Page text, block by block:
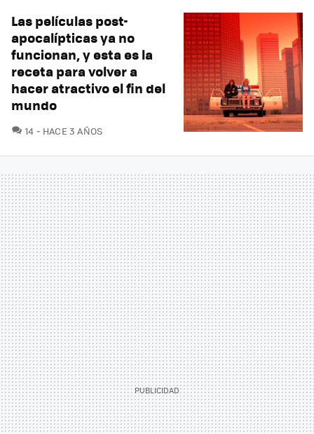
Las películas post-
apocalípticas ya no
funcionan, y esta es la
receta para volver a
hacer atractivo el fin del
mundo
14 COMENTARIOS
HACE 3 AÑOS